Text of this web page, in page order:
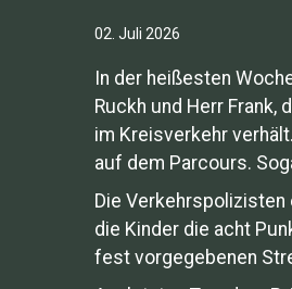
02. Juli 2026
In der heißesten
Ruckh und Herr
im Kreisverkehr
auf dem Parcours.
Die
die Kinder die acht
fest vorgegebenen